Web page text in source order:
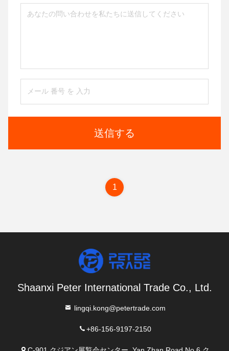
送信する
1
Shaanxi Peter International Trade Co., Ltd.
lingqi.kong@petertrade.com
+86-156-9197-2150